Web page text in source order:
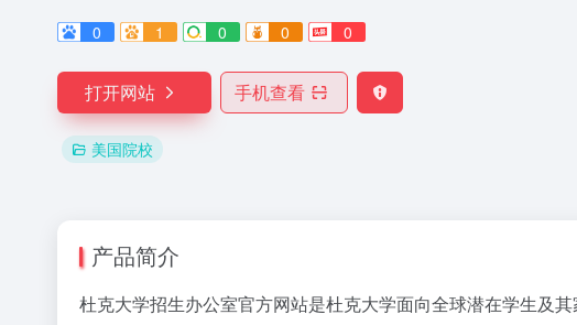
0
1 0 0 0
打开网站 手机查看
美国院校
产品简介
杜克大学招生办公室官方网站是杜克大学面向全球潜在学生及